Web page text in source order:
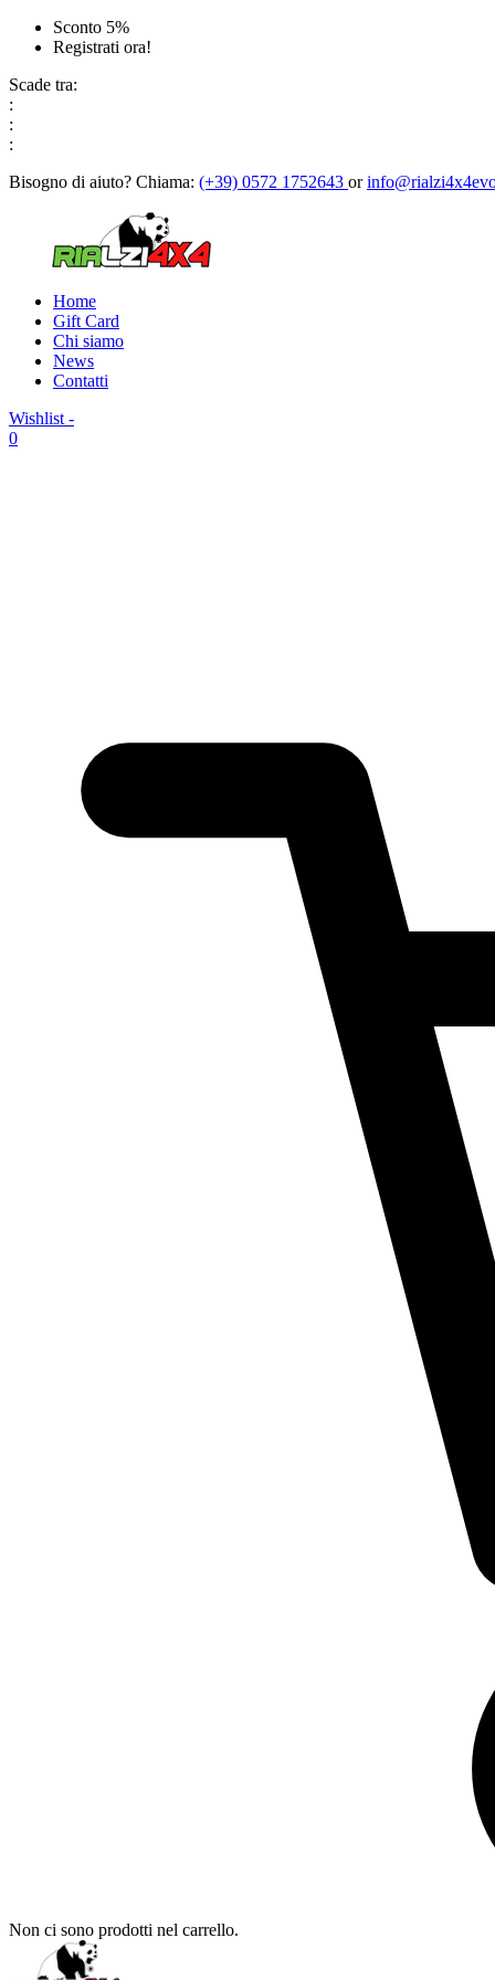
Sconto 5%
Registrati ora!
Scade tra:
:
:
:
Bisogno di aiuto? Chiama: (+39) 0572 1752643 or
Home
Gift Card
Chi siamo
News
Contatti
Wishlist -
0
Non ci sono prodotti nel carrello.